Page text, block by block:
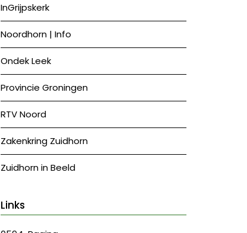
InGrijpskerk
Noordhorn | Info
Ondek Leek
Provincie Groningen
RTV Noord
Zakenkring Zuidhorn
Zuidhorn in Beeld
Links